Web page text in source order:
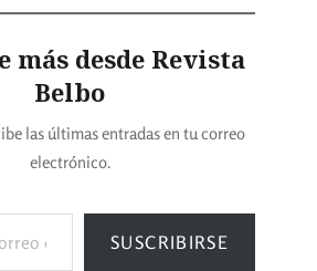
más desde Revista
Belbo
las últimas entradas en tu correo
electrónico.
SUSCRIBIRSE